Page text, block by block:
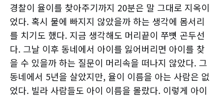
경찰이 율이를 찾아주기까지 20분은 말 그대로 지옥이
었다. 혹시 물에 빠지지 않았을까 하는 생각에 몸서리
를 치기도 했다. 지금 생각해도 머리끝이 쭈뼛 곤두선
다. 그날 이후 동네에서 아이를 잃어버리면 아이를 찾
을 수 있을까 하는 질문이 머리속을 떠나지 않았다. 그
동네에서 5년을 살았지만, 율이 이름을 아는 사람은 없
었다. 빌라 사람들도 아이 이름을 몰랐다. 이렇게 아이